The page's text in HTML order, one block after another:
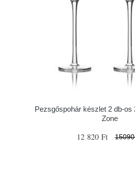
Pezsgőspohár készlet 2 db-os
Zone
12 820 Ft